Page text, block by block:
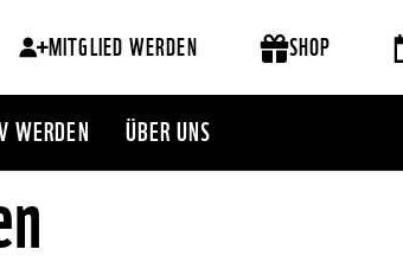
MITGLIED WERDEN SHOP
WERDEN ÜBER UNS